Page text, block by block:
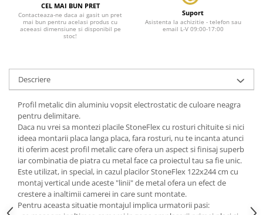
CEL MAI BUN PRET
Contacteaza-ne daca ai gasit un pret
mai bun pentru acelasi produs cu
aceeasi dimensiune si disponibil pe
stoc!
Suport
Asistenta la achizitie - telefon sau
email L-V 09:00-17:00
Descriere
Profil metalic din aluminiu vopsit electrostatic de culoare neagra
pentru delimitare.
Daca nu vrei sa montezi placile StoneFlex cu rosturi chituite si nici
ideea montarii placa langa placa, fara rosturi, nu te incanta atunci
iti oferim acest profil metalic care ofera un aspect si finisaj superb
iar combinatia de piatra cu metal face ca proiectul tau sa fie unic.
Este utilizat, in special, in cazul placilor StoneFlex 122x244 cm cu
montaj vertical unde aceste "linii" de metal ofera un efect de
crestere a inaltimii camerei in care sunt montate.
Pentru aceasta situatie montajul implica urmatorii pasi: